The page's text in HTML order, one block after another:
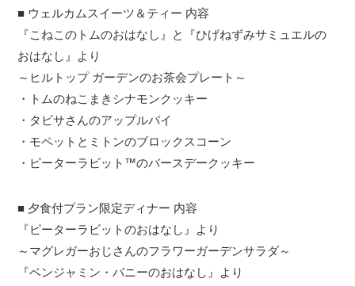
■ ウェルカムスイーツ＆ティー 内容
『こねこのトムのおはなし』と『ひげねずみサミュエルの
おはなし』より
～ヒルトップ ガーデンのお茶会プレート～
・トムのねこまきシナモンクッキー
・タビサさんのアップルパイ
・モペットとミトンのブロックスコーン
・ピーターラビット™のバースデークッキー
■ 夕食付プラン限定ディナー 内容
『ピーターラビットのおはなし』より
～マグレガーおじさんのフラワーガーデンサラダ～
『ベンジャミン・バニーのおはなし』より